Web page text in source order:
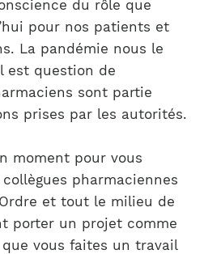
du rôle que
pour nos patients et
La pandémie nous le
est question de
sont partie
prises par les autorités.
moment pour vous
pharmaciennes
et tout le milieu de
porter un projet comme
que vous faites un travail